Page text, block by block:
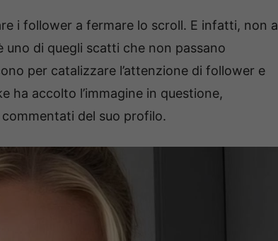
i follower a fermare lo scroll. E infatti, non a
uno di quegli scatti che non passano
per catalizzare l’attenzione di follower e
ha accolto l’immagine in questione,
del suo profilo.